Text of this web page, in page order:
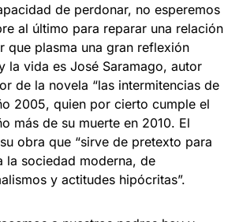
de perdonar, no esperemos
al último para reparar una relación
que plasma una gran reflexión
la vida es José Saramago, autor
de la novela “las intermitencias de
2005, quien por cierto cumple el
más de su muerte en 2010. El
obra que “sirve de pretexto para
la sociedad moderna, de
y actitudes hipócritas”.